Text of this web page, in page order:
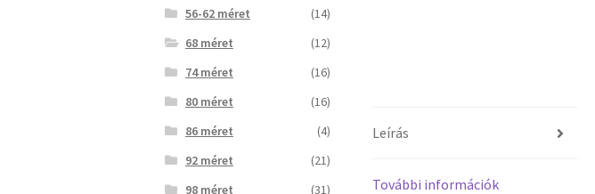
Leírás
További információk
56-62 méret
(14)
68 méret
(12)
74 méret
(16)
80 méret
(16)
86 méret
(4)
92 méret
(21)
98 méret
(31)